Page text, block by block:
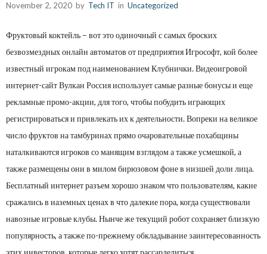
November 2, 2020 by Tech IT in Uncategorized
Фруктовый коктейль – вот это одиночный с самых броских
безвозмездных онлайн автоматов от предприятия Игрософт, кой более
известный игрокам под наименованием Клубнички. Видеоигровой
интернет-сайтВулкан Россияиспользует самые разные бонусы и еще
рекламные промо-акции, для того, чтобы побудить играющих
регистрироваться и привлекать их к деятельности.Вопреки на великое
число фруктов на тамбуринах прямо очаровательные похабщины
наталкиваются игроков со манящим взглядом а также усмешкой, а
также размещены они в милом бирюзовом фоне в низшей доли лица.
Бесплатный интернет разъем хорошо знаком что пользователям, какие
сражались в наземных ценах в что далекие пора, когда существовали
навозные игровые клубы. Нынче же текущий робот сохраняет близкую
популярность, а также по-прежнему обкладывание заинтересованность
этих инвесторов, которые легко хотят рассарделиться.